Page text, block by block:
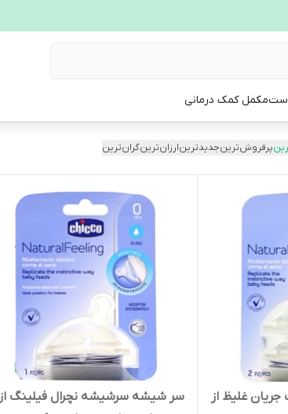
مکمل کمک درمانی
پرفروش‌ترینجدیدترینارزان‌ترینگران‌ترین
غلیظ از
سر شیشه سرشیشه نچرال فیلینگ از